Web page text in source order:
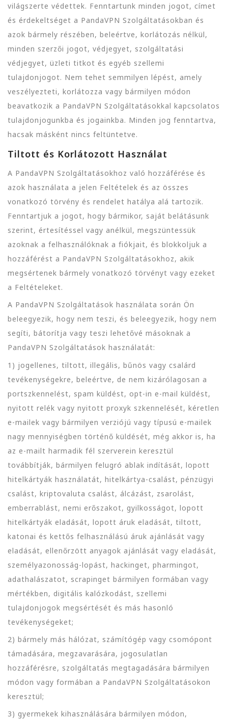
világszerte védettek. Fenntartunk minden jogot, címet
és érdekeltséget a PandaVPN Szolgáltatásokban és
azok bármely részében, beleértve, korlátozás nélkül,
minden szerzői jogot, védjegyet, szolgáltatási
védjegyet, üzleti titkot és egyéb szellemi
tulajdonjogot. Nem tehet semmilyen lépést, amely
veszélyezteti, korlátozza vagy bármilyen módon
beavatkozik a PandaVPN Szolgáltatásokkal kapcsolatos
tulajdonjogunkba és jogainkba. Minden jog fenntartva,
hacsak másként nincs feltüntetve.
Tiltott és Korlátozott Használat
A PandaVPN Szolgáltatásokhoz való hozzáférése és
azok használata a jelen Feltételek és az összes
vonatkozó törvény és rendelet hatálya alá tartozik.
Fenntartjuk a jogot, hogy bármikor, saját belátásunk
szerint, értesítéssel vagy anélkül, megszüntessük
azoknak a felhasználóknak a fiókjait, és blokkoljuk a
hozzáférést a PandaVPN Szolgáltatásokhoz, akik
megsértenek bármely vonatkozó törvényt vagy ezeket
a Feltételeket.
A PandaVPN Szolgáltatások használata során Ön
beleegyezik, hogy nem teszi, és beleegyezik, hogy nem
segíti, bátorítja vagy teszi lehetővé másoknak a
PandaVPN Szolgáltatások használatát:
1) jogellenes, tiltott, illegális, bűnös vagy csalárd
tevékenységekre, beleértve, de nem kizárólagosan a
portszkennelést, spam küldést, opt-in e-mail küldést,
nyitott relék vagy nyitott proxyk szkennelését, kéretlen
e-mailek vagy bármilyen verziójú vagy típusú e-mailek
nagy mennyiségben történő küldését, még akkor is, ha
az e-mailt harmadik fél szerverein keresztül
továbbítják, bármilyen felugró ablak indítását, lopott
hitelkártyák használatát, hitelkártya-csalást, pénzügyi
csalást, kriptovaluta csalást, álcázást, zsarolást,
emberrablást, nemi erőszakot, gyilkosságot, lopott
hitelkártyák eladását, lopott áruk eladását, tiltott,
katonai és kettős felhasználású áruk ajánlását vagy
eladását, ellenőrzött anyagok ajánlását vagy eladását,
személyazonosság-lopást, hackinget, pharmingot,
adathalászatot, scrapinget bármilyen formában vagy
mértékben, digitális kalózkodást, szellemi
tulajdonjogok megsértését és más hasonló
tevékenységeket;
2) bármely más hálózat, számítógép vagy csomópont
támadására, megzavarására, jogosulatlan
hozzáférésre, szolgáltatás megtagadására bármilyen
módon vagy formában a PandaVPN Szolgáltatásokon
keresztül;
3) gyermekek kihasználására bármilyen módon,